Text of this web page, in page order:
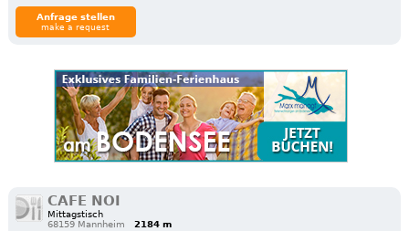
Anfrage stellen
make a request
CAFE NOI
Mittagstisch
68159 Mannheim
2184 m